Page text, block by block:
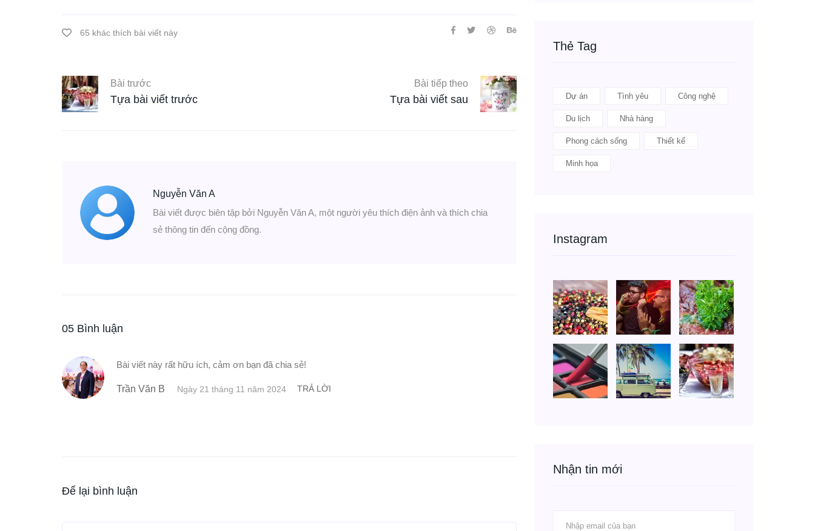
65 khác thích bài viết này
Bài trước
Tựa bài viết trước
Bài tiếp theo
Tựa bài viết sau
Nguyễn Văn A
Bài viết được biên tập bởi Nguyễn Văn A, một người yêu thích điện ảnh và thích chia
sẻ thông tin đến cộng đồng.
05 Bình luận
Bài viết này rất hữu ích, cảm ơn bạn đã chia sẻ!
Trần Văn B Ngày 21 tháng 11 năm 2024 TRẢ LỜI
Để lại bình luận
Thẻ Tag
Dự án Tình yêu Công nghệ
Du lịch Nhà hàng
Phong cách sống Thiết kế
Minh họa
Instagram
Nhận tin mới